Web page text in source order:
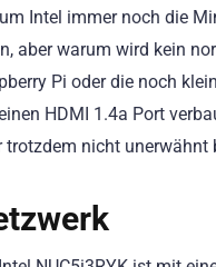
Intel immer noch die
aber warum wird kein
Pi oder die noch
HDMI 1.4a Port
trotzdem nicht unerwähnt